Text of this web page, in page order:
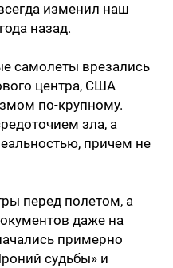
изменил наш
назад.
самолеты врезались
центра, США
по-крупному.
зла, а
причем не
перед полетом, а
даже на
примерно
судьбы» и